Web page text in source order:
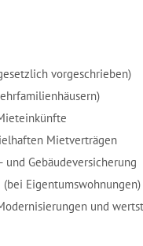
vorgeschrieben)
Mietverträgen
und Gebäudeversicherung
(bei Eigentumswohnungen)
und